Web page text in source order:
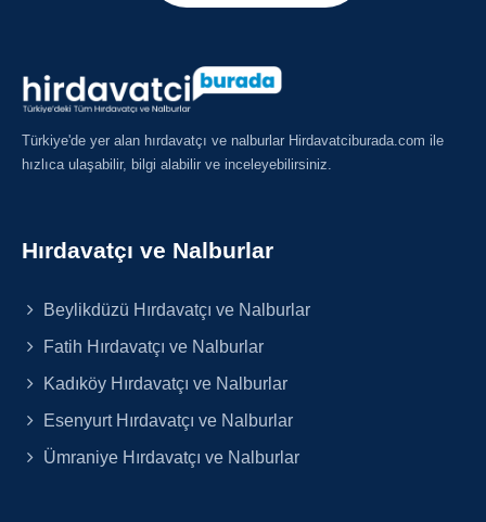
Türkiye'de yer alan hırdavatçı ve nalburlar Hirdavatciburada.com ile
hızlıca ulaşabilir, bilgi alabilir ve inceleyebilirsiniz.
Hırdavatçı ve Nalburlar
Beylikdüzü Hırdavatçı ve Nalburlar
Fatih Hırdavatçı ve Nalburlar
Kadıköy Hırdavatçı ve Nalburlar
Esenyurt Hırdavatçı ve Nalburlar
Ümraniye Hırdavatçı ve Nalburlar